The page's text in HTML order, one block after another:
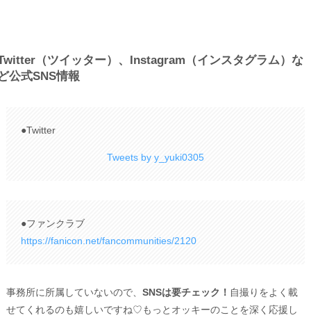
（ツイッター）、Instagram（インスタグラム）な
公式SNS情報
●Twitter
Tweets by y_yuki0305
●ファンクラブ
https://fanicon.net/fancommunities/2120
事務所に所属していないので、 SNSは要チェック！ 自撮りをよく載
せてくれるのも嬉しいですね♡もっとオッキーのことを深く応援し